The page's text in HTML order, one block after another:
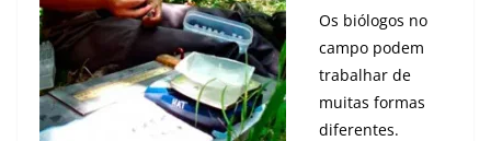
Os biólogos no
campo podem
trabalhar de
muitas formas
diferentes.